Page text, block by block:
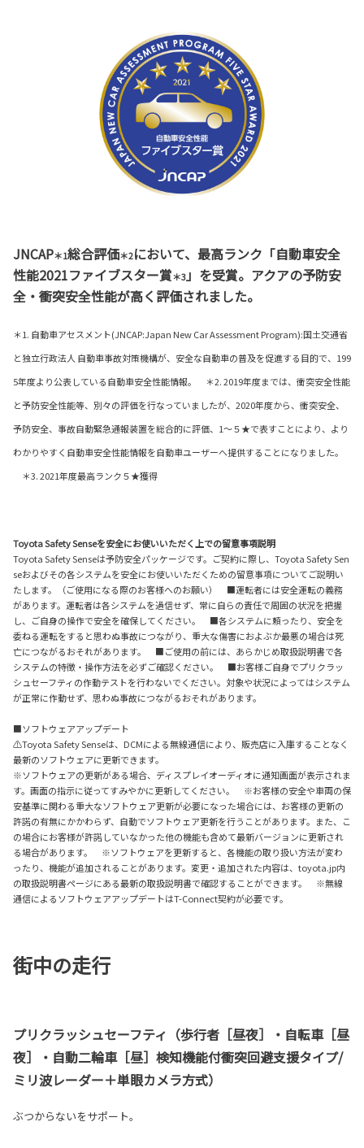
JNCAP＊1総合評価＊2において、最高ランク「自動車安全
性能2021ファイブスター賞＊3」を受賞。アクアの予防安
全・衝突安全性能が高く評価されました。
＊1. 自動車アセスメント(JNCAP:Japan New Car Assessment Program):国土交通省
と独立行政法人 自動車事故対策機構が、安全な自動車の普及を促進する目的で、199
5年度より公表している自動車安全性能情報。 ＊2. 2019年度までは、衝突安全性能
と予防安全性能等、別々の評価を行なっていましたが、2020年度から、衝突安全、
予防安全、事故自動緊急通報装置を総合的に評価、1〜５★で表すことにより、より
わかりやすく自動車安全性能情報を自動車ユーザーへ提供することになりました。
＊3. 2021年度最高ランク５★獲得
Toyota Safety Senseを安全にお使いいただく上での留意事項説明
Toyota Safety Senseは予防安全パッケージです。ご契約に際し、Toyota Safety Sen
seおよびその各システムを安全にお使いいただくための留意事項についてご説明い
たします。（ご使用になる際のお客様へのお願い） ■運転者には安全運転の義務
があります。運転者は各システムを過信せず、常に自らの責任で周囲の状況を把握
し、ご自身の操作で安全を確保してください。 ■各システムに頼ったり、安全を
委ねる運転をすると思わぬ事故につながり、重大な傷害におよぶか最悪の場合は死
亡につながるおそれがあります。 ■ご使用の前には、あらかじめ取扱説明書で各
システムの特徴・操作方法を必ずご確認ください。 ■お客様ご自身でプリクラッ
シュセーフティの作動テストを行わないでください。対象や状況によってはシステム
が正常に作動せず、思わぬ事故につながるおそれがあります。
■ソフトウェアアップデート
⚠Toyota Safety Senseは、DCMによる無線通信により、販売店に入庫することなく
最新のソフトウェアに更新できます。
※ソフトウェアの更新がある場合、ディスプレイオーディオに通知画面が表示されま
す。画面の指示に従ってすみやかに更新してください。 ※お客様の安全や車両の保
安基準に関わる重大なソフトウェア更新が必要になった場合には、お客様の更新の
許諾の有無にかかわらず、自動でソフトウェア更新を行うことがあります。また、こ
の場合にお客様が許諾していなかった他の機能も含めて最新バージョンに更新され
る場合があります。 ※ソフトウェアを更新すると、各機能の取り扱い方法が変わ
ったり、機能が追加されることがあります。変更・追加された内容は、toyota.jp内
の取扱説明書ページにある最新の取扱説明書で確認することができます。 ※無線
通信によるソフトウェアアップデートはT-Connect契約が必要です。
街中の走行
プリクラッシュセーフティ（歩行者［昼夜］・自転車［昼
夜］・自動二輪車［昼］検知機能付衝突回避支援タイプ/
ミリ波レーダー＋単眼カメラ方式）
ぶつからないをサポート。